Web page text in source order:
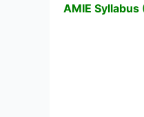
AMIE